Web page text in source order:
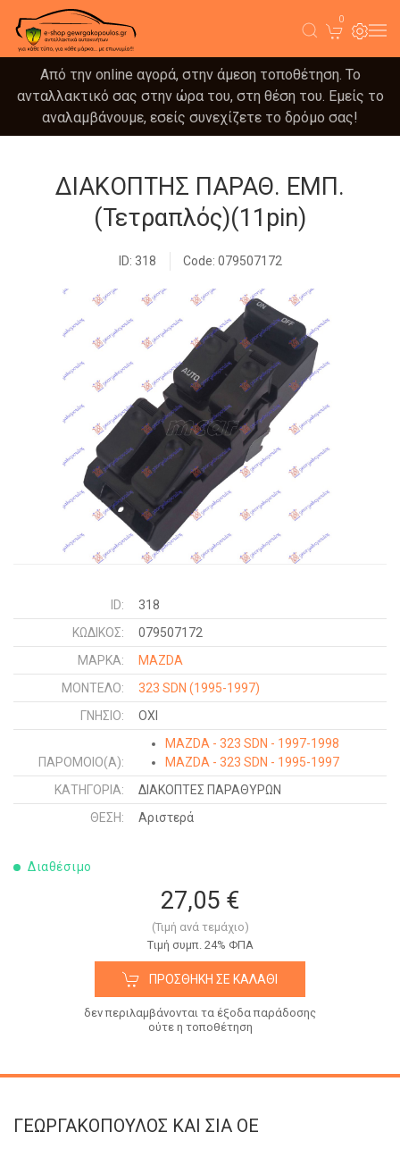
0
Από την online αγορά, στην άμεση τοποθέτηση. Το
ανταλλακτικό σας στην ώρα του, στη θέση του. Εμείς το
αναλαμβάνουμε, εσείς συνεχίζετε το δρόμο σας!
ΔΙΑΚΟΠΤΗΣ ΠΑΡΑΘ. ΕΜΠ.
(Τετραπλός)(11pin)
ID: 318 Code: 079507172
ID:
318
ΚΩΔΙΚΌΣ:
079507172
ΜΑΡΚΑ:
MAZDA
ΜΟΝΤΕΛΟ:
323 SDN (1995-1997)
ΓΝΉΣΙΟ:
ΟΧΙ
ΠΑΡΌΜΟΙΟ(Α):
MAZDA - 323 SDN - 1997-1998
MAZDA - 323 SDN - 1995-1997
ΚΑΤΗΓΟΡΊΑ:
ΔΙΑΚΟΠΤΕΣ ΠΑΡΑΘΥΡΩΝ
ΘΈΣΗ:
Αριστερά
Διαθέσιμο
27,05 €
(Τιμή ανά τεμάχιο)
Tιμή συμπ. 24% ΦΠΑ
ΠΡΟΣΘΉΚΗ ΣΕ ΚΑΛΆΘΙ
δεν περιλαμβάνονται τα έξοδα παράδοσης
ούτε η τοποθέτηση
ΓΕΩΡΓΑΚΟΠΟΥΛΟΣ KAI ΣΙΑ OE